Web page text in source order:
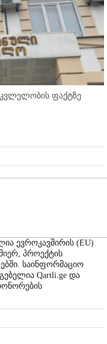
ფაქტზე
ევროკავშირის (EU)
პროექტის
საინფორმაციო
Qartli.ge და